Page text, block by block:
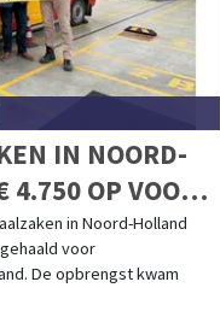
IN NOORD-
4.750 OP VOOR
in Noord-Holland
voor
De opbrengst kwam